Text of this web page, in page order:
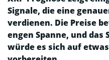
Signale, die eine
verdienen. Die Preise
engen Spanne, und das
würde es sich auf